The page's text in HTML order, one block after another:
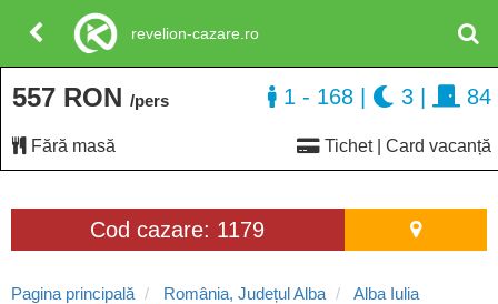
Cod cazare: 1179
Pagina principală România, Județul Alba
Alba Iulia
557 RON /pers
Fără masă Tichet | Card vacanță
1 - 168 3 84
revelion-cazare.ro